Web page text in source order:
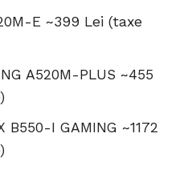
E ~399 Lei (taxe
A520M-PLUS ~455
B550-I GAMING ~1172